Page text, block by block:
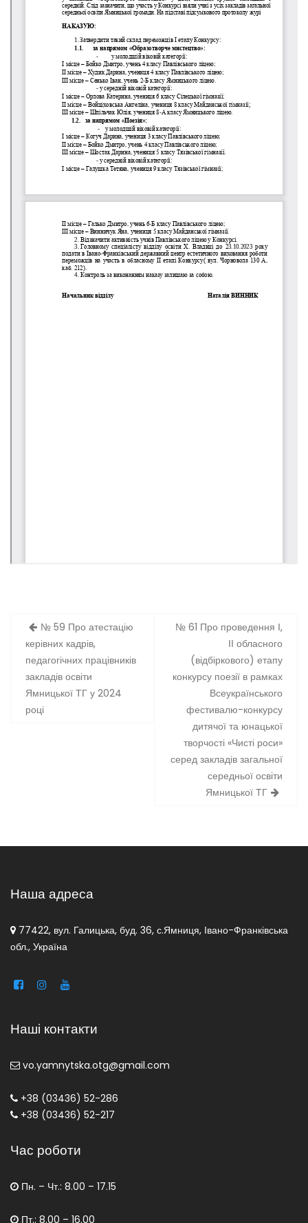
Навігація
записів
№ 59 Про атестацію
керівних кадрів,
педагогічних працівників
закладів освіти
Ямницької ТГ у 2024
році
№ 61 Про проведення І,
ІІ обласного
(відбіркового) етапу
конкурсу поезії в рамках
Всеукраїнського
фестивалю-конкурсу
дитячої та юнацької
творчості «Чисті роси»
серед закладів загальної
середньої освіти
Ямницької ТГ
Наша адреса
77422, вул. Галицька, буд. 36, с.Ямниця, Івано-Франківська
обл., Україна
Наші контакти
vo.yamnytska.otg@gmail.com
+38 (03436) 52-286
+38 (03436) 52-217
Час роботи
Пн. – Чт.: 8.00 – 17.15
Пт.: 8.00 – 16.00